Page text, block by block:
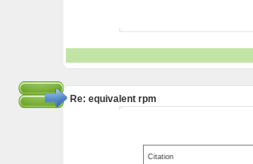
Re: equivalent rpm
Citation